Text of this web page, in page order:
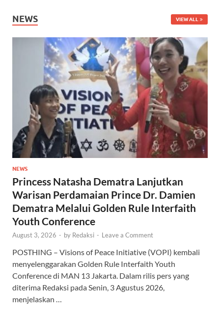
NEWS VIEW ALL
NEWS
Princess Natasha Dematra Lanjutkan
Warisan Perdamaian Prince Dr. Damien
Dematra Melalui Golden Rule Interfaith
Youth Conference
August 3, 2026 - by Redaksi - Leave a Comment
POSTHING – Visions of Peace Initiative (VOPI) kembali
menyelenggarakan Golden Rule Interfaith Youth
Conference di MAN 13 Jakarta. Dalam rilis pers yang
diterima Redaksi pada Senin, 3 Agustus 2026,
menjelaskan …